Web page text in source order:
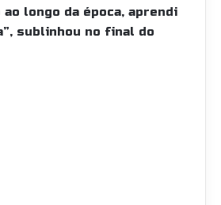
longo da época, aprendi
sublinhou no final do